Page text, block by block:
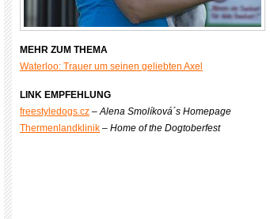
MEHR ZUM THEMA
Waterloo: Trauer um seinen geliebten Axel
LINK EMPFEHLUNG
freestyledogs.cz –Alena Smolíková´s Homepage
Thermenlandklinik – Home of the Dogtoberfest